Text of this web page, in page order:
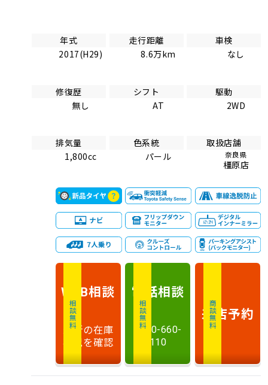
年式
2017(H29)
走行距離
8.6万km
車検
なし
修復歴
無し
シフト
AT
駆動
2WD
排気量
1,800cc
色系統
パール
取扱店舗
奈良県
橿原店
相談無料
WEB相談
最新の在庫
状況を確認
相談無料
電話相談
0120-660-
110
商談無料
来店予約